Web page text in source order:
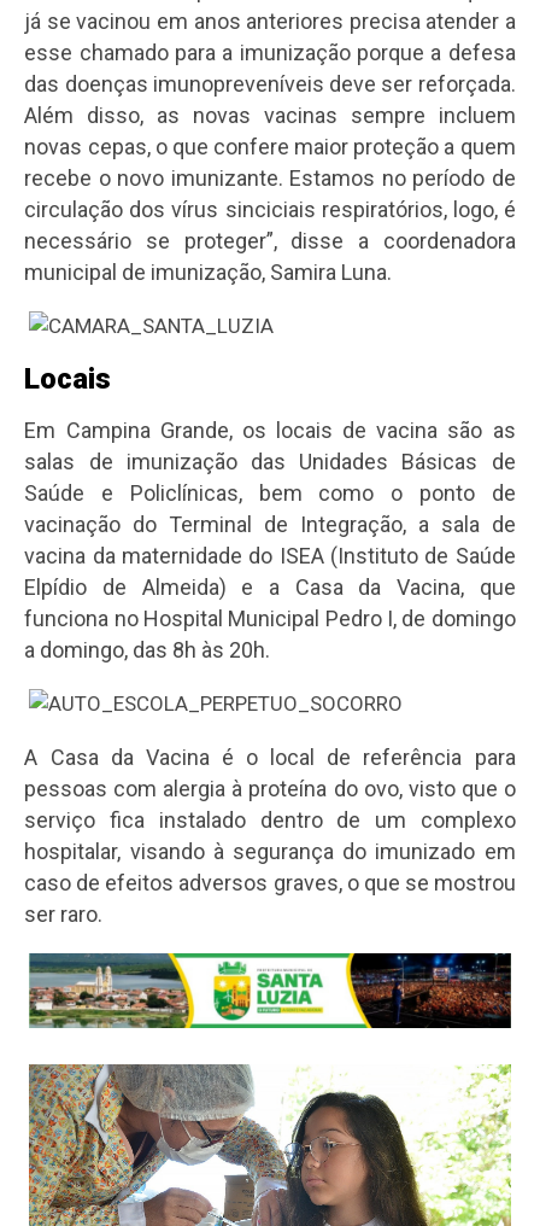
já se vacinou em anos anteriores precisa atender a
esse chamado para a imunização porque a defesa
das doenças imunopreveníveis deve ser reforçada.
Além disso, as novas vacinas sempre incluem
novas cepas, o que confere maior proteção a quem
recebe o novo imunizante. Estamos no período de
circulação dos vírus sinciciais respiratórios, logo, é
necessário se proteger”, disse a coordenadora
municipal de imunização, Samira Luna.
Locais
Em Campina Grande, os locais de vacina são as
salas de imunização das Unidades Básicas de
Saúde e Policlínicas, bem como o ponto de
vacinação do Terminal de Integração, a sala de
vacina da maternidade do ISEA (Instituto de Saúde
Elpídio de Almeida) e a Casa da Vacina, que
funciona no Hospital Municipal Pedro I, de domingo
a domingo, das 8h às 20h.
A Casa da Vacina é o local de referência para
pessoas com alergia à proteína do ovo, visto que o
serviço fica instalado dentro de um complexo
hospitalar, visando à segurança do imunizado em
caso de efeitos adversos graves, o que se mostrou
ser raro.